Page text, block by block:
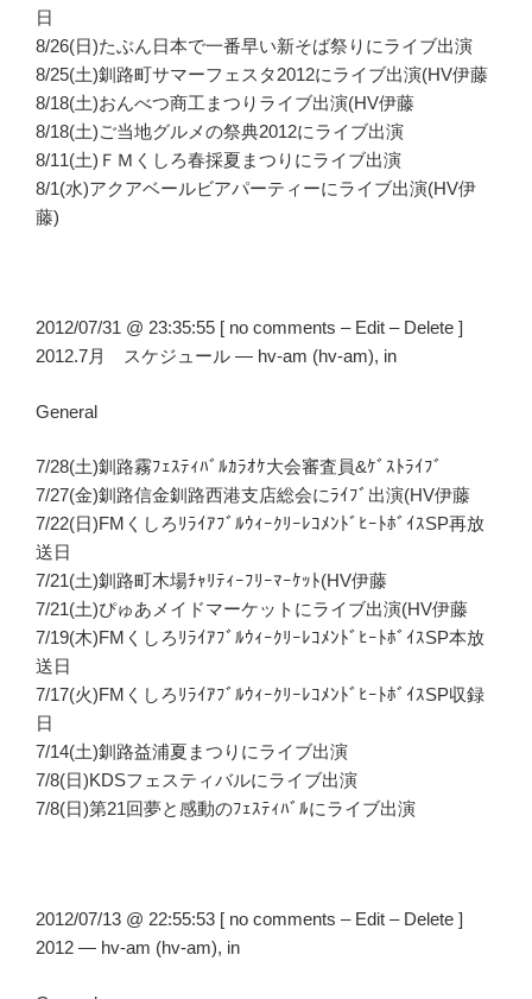
日
8/26(日)たぶん日本で一番早い新そば祭りにライブ出演
8/25(土)釧路町サマーフェスタ2012にライブ出演(HV伊藤
8/18(土)おんべつ商工まつりライブ出演(HV伊藤
8/18(土)ご当地グルメの祭典2012にライブ出演
8/11(土)ＦＭくしろ春採夏まつりにライブ出演
8/1(水)アクアベールビアパーティーにライブ出演(HV伊
藤)
2012/07/31 @ 23:35:55 [ no comments – Edit – Delete ]
2012.7月 スケジュール — hv-am (hv-am), in
General
7/28(土)釧路霧ﾌｪｽﾃｨﾊﾞﾙｶﾗｵｹ大会審査員&ｹﾞｽﾄﾗｲﾌﾞ
7/27(金)釧路信金釧路西港支店総会にﾗｲﾌﾞ出演(HV伊藤
7/22(日)FMくしろﾘﾗｲｱﾌﾞﾙｳｨｰｸﾘｰﾚｺﾒﾝﾄﾞﾋｰﾄﾎﾞｲｽSP再放
送日
7/21(土)釧路町木場ﾁｬﾘﾃｨｰﾌﾘｰﾏｰｹｯﾄ(HV伊藤
7/21(土)ぴゅあメイドマーケットにライブ出演(HV伊藤
7/19(木)FMくしろﾘﾗｲｱﾌﾞﾙｳｨｰｸﾘｰﾚｺﾒﾝﾄﾞﾋｰﾄﾎﾞｲｽSP本放
送日
7/17(火)FMくしろﾘﾗｲｱﾌﾞﾙｳｨｰｸﾘｰﾚｺﾒﾝﾄﾞﾋｰﾄﾎﾞｲｽSP収録
日
7/14(土)釧路益浦夏まつりにライブ出演
7/8(日)KDSフェスティバルにライブ出演
7/8(日)第21回夢と感動のﾌｪｽﾃｨﾊﾞﾙにライブ出演
2012/07/13 @ 22:55:53 [ no comments – Edit – Delete ]
2012 — hv-am (hv-am), in